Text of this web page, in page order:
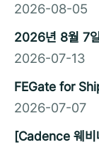
2026-08-05
2026년 8월 7
2026-07-13
FEGate for
2026-07-07
[Cadence 웨비